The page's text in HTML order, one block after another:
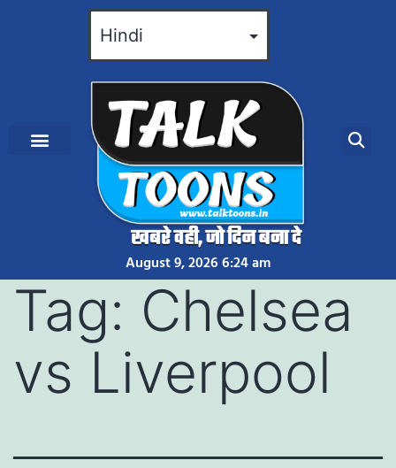
August 9, 2026 6:24 am
Tag: Chelsea
vs Liverpool